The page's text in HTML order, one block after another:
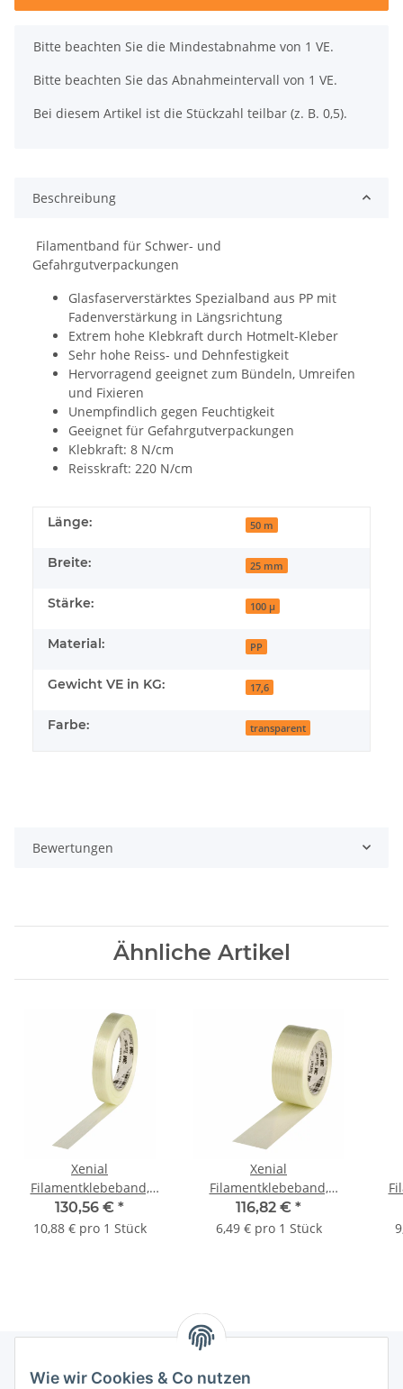
x
Bitte beachten Sie die Mindestabnahme von 1 VE.
Bitte beachten Sie das Abnahmeintervall von 1 VE.
Bei diesem Artikel ist die Stückzahl teilbar (z. B. 0,5).
Beschreibung
Filamentband für Schwer- und
Gefahrgutverpackungen
Glasfaserverstärktes Spezialband aus PP mit
Fadenverstärkung in Längsrichtung
Extrem hohe Klebkraft durch Hotmelt-Kleber
Sehr hohe Reiss- und Dehnfestigkeit
Hervorragend geeignet zum Bündeln, Umreifen
und Fixieren
Unempfindlich gegen Feuchtigkeit
Geeignet für Gefahrgutverpackungen
Klebkraft: 8 N/cm
Reisskraft: 220 N/cm
Länge: 50 m
Breite: 25 mm
Stärke: 100 µ
Material: PP
Gewicht VE in KG: 17,6
Farbe: transparent
Bewertungen
Ähnliche Artikel
Xenial
Filamentklebeband,
längsverstärkt, 120 µ |
19 mm x 50 lfm. | VE =
130,56 € *
10,88 € pro 1 Stück
Xenial
Filamentklebeband,
längsverstärkt, 120 µ |
50 mm x 50 lfm. | VE =
116,82 € *
6,49 € pro 1 Stück
Wie wir Cookies & Co nutzen